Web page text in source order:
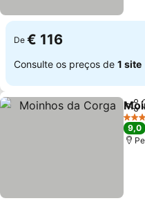
De € 116
Consulte os preços de 1 site
4
9,0